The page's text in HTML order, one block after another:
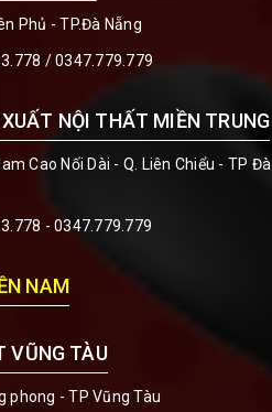
Phủ - TP.Đà Nẵng
/0347.779.779
NỘI THẤT MIỀN TRUNG
Cao Nối Dài - Q. Liên Chiểu - TP Đà
- 0347.779.779
NAM
VŨNG TÀU
phong - TP Vũng Tàu